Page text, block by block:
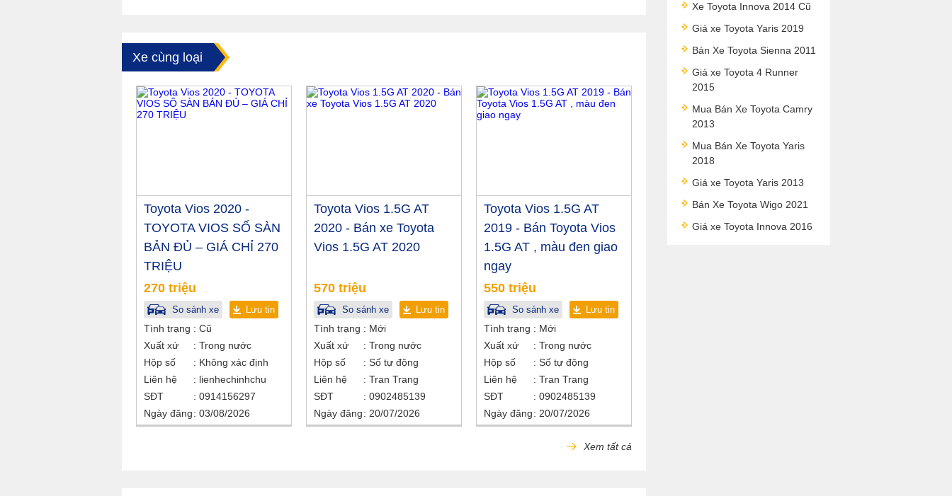
Xe cùng loại
Toyota Vios 2020 -
TOYOTA VIOS SỐ SÀN
BẢN ĐỦ – GIÁ CHỈ 270
TRIỆU
270 triệu
So sánh xe Lưu tin
Tình trạng
Cũ
Xuất xứ
Trong nước
Hộp số
Không xác định
Liên hệ
lienhechinhchu
SĐT
0914156297
Ngày đăng
03/08/2026
Toyota Vios 1.5G AT
2020 - Bán xe Toyota
Vios 1.5G AT 2020
570 triệu
So sánh xe Lưu tin
Tình trạng
Mới
Xuất xứ
Trong nước
Hộp số
Số tự động
Liên hệ
Tran Trang
SĐT
0902485139
Ngày đăng
20/07/2026
Toyota Vios 1.5G AT
2019 - Bán Toyota Vios
1.5G AT , màu đen giao
ngay
550 triệu
So sánh xe Lưu tin
Tình trạng
Mới
Xuất xứ
Trong nước
Hộp số
Số tự động
Liên hệ
Tran Trang
SĐT
0902485139
Ngày đăng
20/07/2026
Xem tất cả
Xe Toyota Innova 2014 Cũ
Giá xe Toyota Yaris 2019
Bán Xe Toyota Sienna 2011
Giá xe Toyota 4 Runner
2015
Mua Bán Xe Toyota Camry
2013
Mua Bán Xe Toyota Yaris
2018
Giá xe Toyota Yaris 2013
Bán Xe Toyota Wigo 2021
Giá xe Toyota Innova 2016